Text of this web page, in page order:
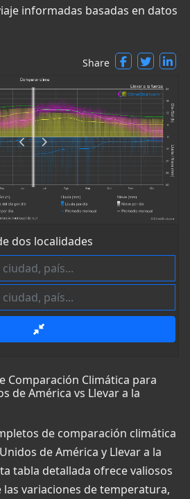
informadas basadas en datos
Share
dos localidades
Comparación Climática para
de América vs Llevar a la
de comparación climática
de América y Llevar a la
tabla detallada ofrece valiosos
variaciones de temperatura,